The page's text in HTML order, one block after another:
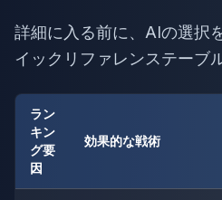
詳細に入る前に、AIの選択
イックリファレンステーブ
ラン
キン
グ要
因
効果的な戦術